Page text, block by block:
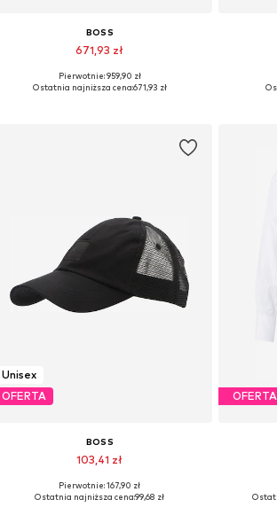
BOSS
671,93 zł
Dostępne rozmiary: 34, 36, 38, 40, 42, 44
Pierwotnie: 959,90 zł
Ostatnia najniższa cena:671,93 zł
Unisex
OFERTA
BOSS
103,41 zł
Dostępne rozmiary: 55-60
Pierwotnie: 167,90 zł
Ostatnia najniższa cena:99,68 zł
OFERTA